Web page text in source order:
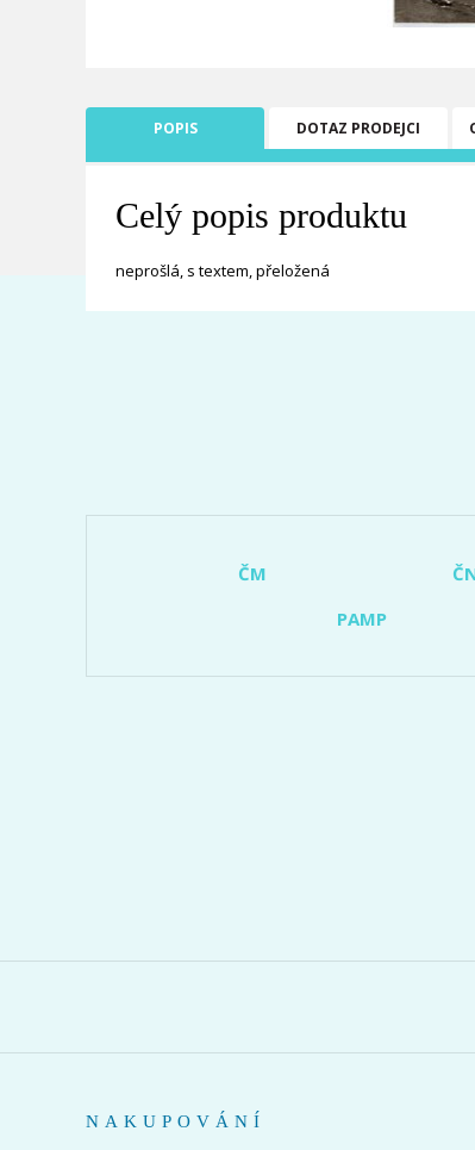
POPIS DOTAZ PRODEJCI
Celý popis produktu
neprošlá, s textem, přeložená
ČM
PAMP
NAKUPOVÁNÍ